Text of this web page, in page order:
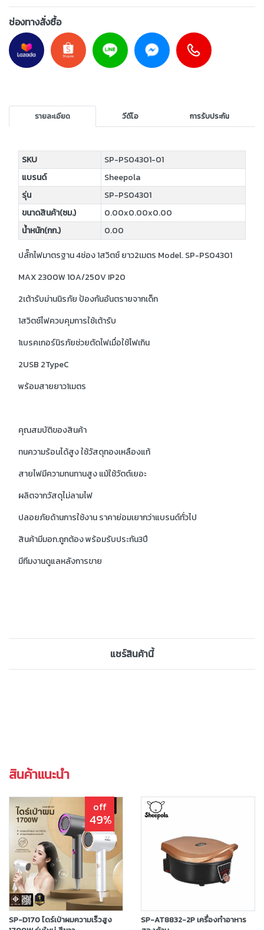
ช่องทางสั่งซื้อ
รายละเอียด วีดีโอ การรับประกัน
SKU
SP-PS04301-01
แบรนด์
Sheepola
รุ่น
SP-PS04301
ขนาดสินค้า(ซม.)
0.00x0.00x0.00
น้ำหนัก(กก.)
0.00
ปลั๊กไฟมาตรฐาน 4ช่อง 1สวิตช์ ยาว2เมตร Model. SP-PS04301
MAX 2300W 10A/250V IP20
2เต้ารับม่านนิรภัย ป้องกันอันตรายจากเด็ก
1สวิตช์ไฟควบคุมการใช้เต้ารับ
1เบรคเกอร์นิรภัยช่วยตัดไฟเมื่อใช้ไฟเกิน
2USB 2TypeC
พร้อมสายยาว1เมตร
คุณสมบัติของสินค้า
ทนความร้อนได้สูง ใช้วัสดุทองเหลืองแท้
สายไฟมีความทนทานสูง แม้ใช้วัตต์เยอะ
ผลิตจากวัสดุไม่ลามไฟ
ปลอยภัยด้านการใช้งาน ราคาย่อมเยากว่าแบรนด์ทั่วไป
สินค้ามีมอก.ถูกต้อง พร้อมรับประกัน3ปี
มีทีมงานดูแลหลังการขาย
แชร์สินค้านี้
สินค้าแนะนำ
off
49%
SP-D170 ไดร์เป่าผมความเร็วสูง
SP-AT8832-2P เครื่องทำอาหาร